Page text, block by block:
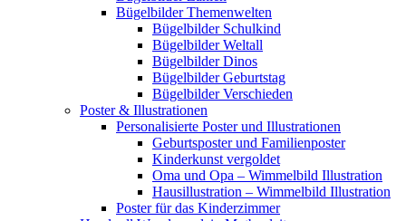
Bügelbilder Themenwelten
Bügelbilder Schulkind
Bügelbilder Weltall
Bügelbilder Dinos
Bügelbilder Geburtstag
Bügelbilder Verschieden
Poster & Illustrationen
Personalisierte Poster und Illustrationen
Geburtsposter und Familienposter
Kinderkunst vergoldet
Oma und Opa – Wimmelbild Illustration
Hausillustration – Wimmelbild Illustration
Poster für das Kinderzimmer